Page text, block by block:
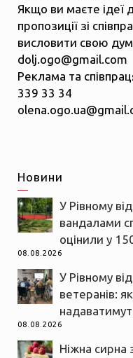
Якщо ви маєте ідеї
пропозиції зі
висловити свою
dolj.ogo@gmail.com
Реклама та
339 33 34
Новини
У Рівному
вандалами
оцінили у
08.08.2026
У Рівному
ветеранів:
08.08.2026
Ніжна сирна